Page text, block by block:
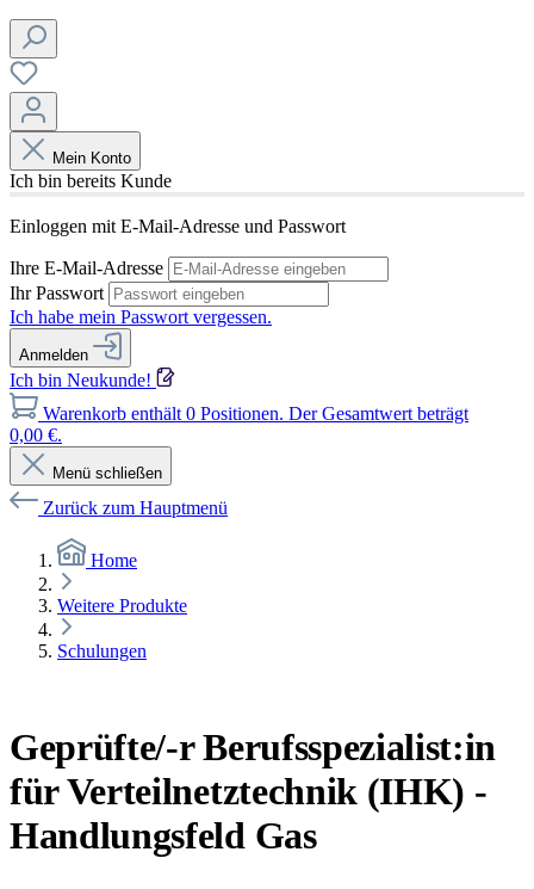
Mein Konto
Ich bin bereits Kunde
Einloggen mit E-Mail-Adresse und Passwort
Ihre E-Mail-Adresse
Ihr Passwort
Ich habe mein Passwort vergessen.
Anmelden
Ich bin Neukunde!
Warenkorb enthält 0 Positionen. Der Gesamtwert beträgt
0,00 €.
Menü schließen
Zurück zum Hauptmenü
Home
Weitere Produkte
Schulungen
Geprüfte/-r Berufsspezialist:in
für Verteilnetztechnik (IHK) -
Handlungsfeld Gas